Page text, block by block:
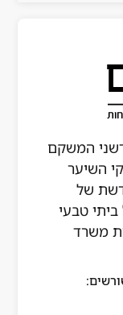
המשקם
השיער
של
ביתי טבעי
משרד